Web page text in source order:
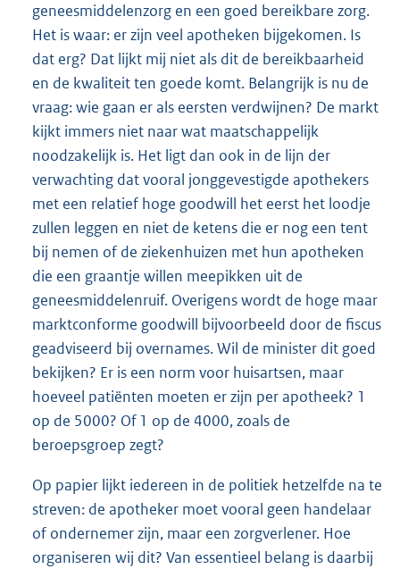
geneesmiddelenzorg en een goed bereikbare zorg.
Het is waar: er zijn veel apotheken bijgekomen. Is
dat erg? Dat lijkt mij niet als dit de bereikbaarheid
en de kwaliteit ten goede komt. Belangrijk is nu de
vraag: wie gaan er als eersten verdwijnen? De markt
kijkt immers niet naar wat maatschappelijk
noodzakelijk is. Het ligt dan ook in de lijn der
verwachting dat vooral jonggevestigde apothekers
met een relatief hoge goodwill het eerst het loodje
zullen leggen en niet de ketens die er nog een tent
bij nemen of de ziekenhuizen met hun apotheken
die een graantje willen meepikken uit de
geneesmiddelenruif. Overigens wordt de hoge maar
marktconforme goodwill bijvoorbeeld door de fiscus
geadviseerd bij overnames. Wil de minister dit goed
bekijken? Er is een norm voor huisartsen, maar
hoeveel patiënten moeten er zijn per apotheek? 1
op de 5000? Of 1 op de 4000, zoals de
beroepsgroep zegt?
Op papier lijkt iedereen in de politiek hetzelfde na te
streven: de apotheker moet vooral geen handelaar
of ondernemer zijn, maar een zorgverlener. Hoe
organiseren wij dit? Van essentieel belang is daarbij